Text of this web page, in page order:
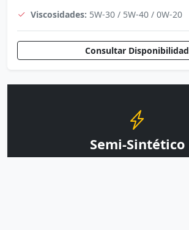
Viscosidades: 5W-30 / 5W-40 / 0W-20
Consultar Disponibilidad
Semi-Sintético